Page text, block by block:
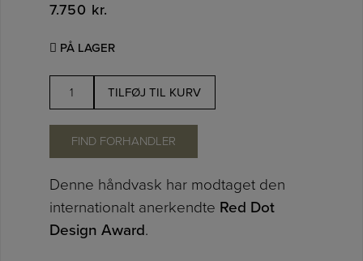
7.750 kr.
PÅ LAGER
TOTO
TA
ASYMMETRICAL
antal
TILFØJ TIL KURV
FIND FORHANDLER
Denne håndvask har modtaget den
internationalt anerkendte Red Dot
Design Award.